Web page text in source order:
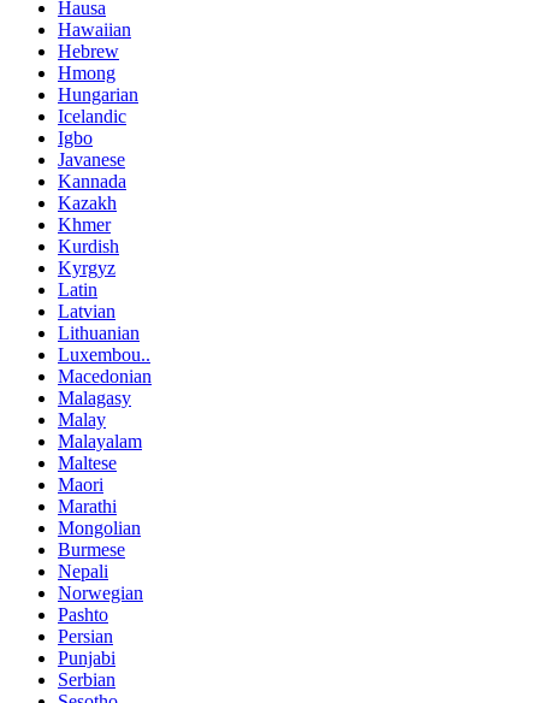
Hausa
Hawaiian
Hebrew
Hmong
Hungarian
Icelandic
Igbo
Javanese
Kannada
Kazakh
Khmer
Kurdish
Kyrgyz
Latin
Latvian
Lithuanian
Luxembou..
Macedonian
Malagasy
Malay
Malayalam
Maltese
Maori
Marathi
Mongolian
Burmese
Nepali
Norwegian
Pashto
Persian
Punjabi
Serbian